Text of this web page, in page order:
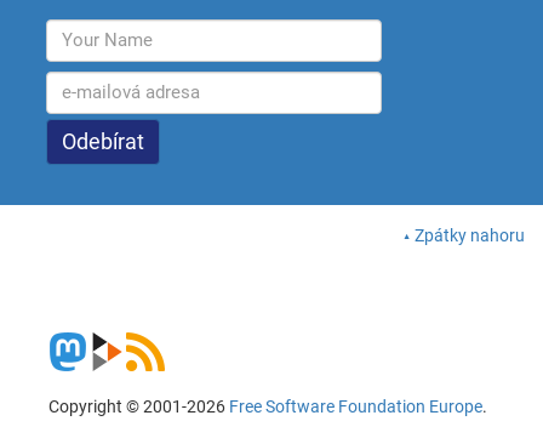
Zpátky nahoru
Copyright © 2001-2026 Free Software Foundation Europe.